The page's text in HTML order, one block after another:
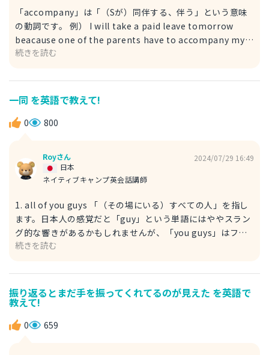
「accompany」は「（Sが）同伴する、伴う」という意味
の動詞です。 例） I will take a paid leave tomorrow
beacause one of the parents have to accompany my
child on his excursion. 親が子供の遠足に同行しなければ
親のうちの１人が」と言いたいので、「one of the
parents」と表現します。 また、「（物理的に）付いてい
く」場合の他に、「（ある現象が）伴う」という場合にも使
用できます。 例） A lot of risks accompany this
続きを読む
一同 を英語で教えて!
0 800
Royさん
ネイティブキャンプ英会話講師
日本
2024/07/29 16:49
1. all of you guys 「（その場にいる）すべての人」を指し
ます。日本人の感覚だと「guy」という単語にはややスラン
グ的な響きがあるかもしれませんが、「you guys」はフォ
ーマルな場面で使っても問題ない表現です。 フランス語や
「you（あなたたち）」の２人称を区別しないので、複数人
を指す場合は「you guys」か「you all」で区別するのが一
般的です。 例） I want all of you guys here to enjoy this
しい。 2. everyone 「みんな」を意味するおなじみの表現
続きを読む
振り返るとまだ手を振ってくれてるのが見えた を英語で
教えて!
0 659